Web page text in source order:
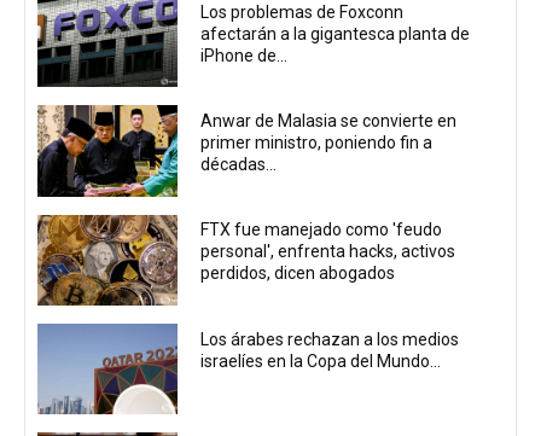
Los problemas de Foxconn
afectarán a la gigantesca planta de
iPhone de...
Anwar de Malasia se convierte en
primer ministro, poniendo fin a
décadas...
FTX fue manejado como 'feudo
personal', enfrenta hacks, activos
perdidos, dicen abogados
Los árabes rechazan a los medios
israelíes en la Copa del Mundo...